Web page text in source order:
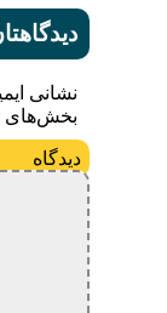
نشانی
بخش‌های